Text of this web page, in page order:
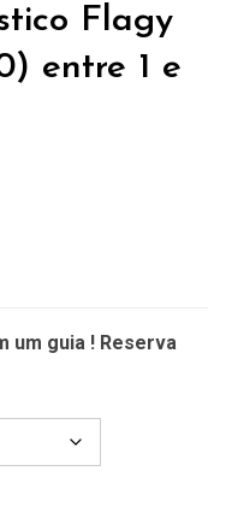
Flagy
entre 1 e
:
um guia ! Reserva